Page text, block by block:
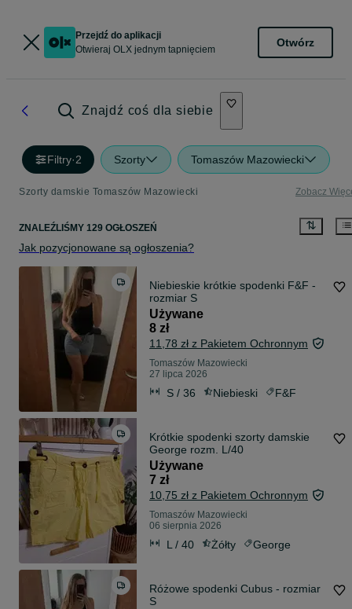
Przejdź do aplikacji
Otwieraj OLX jednym tapnięciem
Otwórz
Znajdź coś dla siebie
Filtry·2 Szorty Tomaszów Mazowiecki
Szorty damskie Tomaszów Mazowiecki Zobacz
ZNALEŹLIŚMY 129 OGŁOSZEŃ
Jak pozycjonowane są ogłoszenia?
Niebieskie krótkie spodenki F&F -
rozmiar S
Używane
8 zł
11,78 zł z Pakietem Ochronnym
Tomaszów Mazowiecki
27 lipca 2026
S / 36 Niebieski F&F
Krótkie spodenki szorty damskie
George rozm. L/40
Używane
7 zł
10,75 zł z Pakietem Ochronnym
Tomaszów Mazowiecki
06 sierpnia 2026
L / 40 Żółty George
Różowe spodenki Cubus - rozmiar
S